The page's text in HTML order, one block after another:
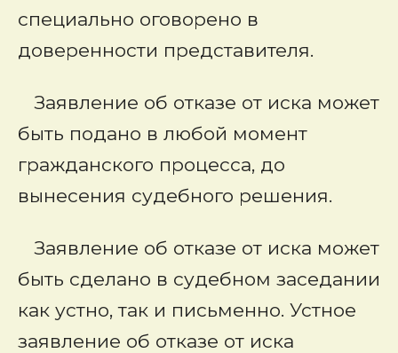
специально оговорено в
доверенности представителя.
Заявление об отказе от иска может
быть подано в любой момент
гражданского процесса, до
вынесения судебного решения.
Заявление об отказе от иска может
быть сделано в судебном заседании
как устно, так и письменно. Устное
заявление об отказе от иска